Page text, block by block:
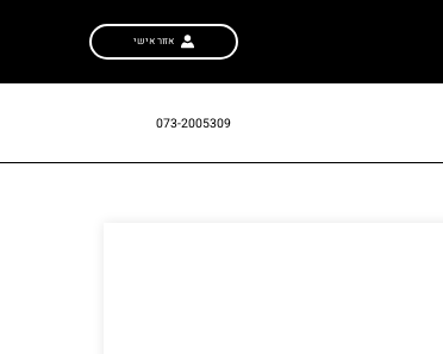
אזור אישי
073-2005309